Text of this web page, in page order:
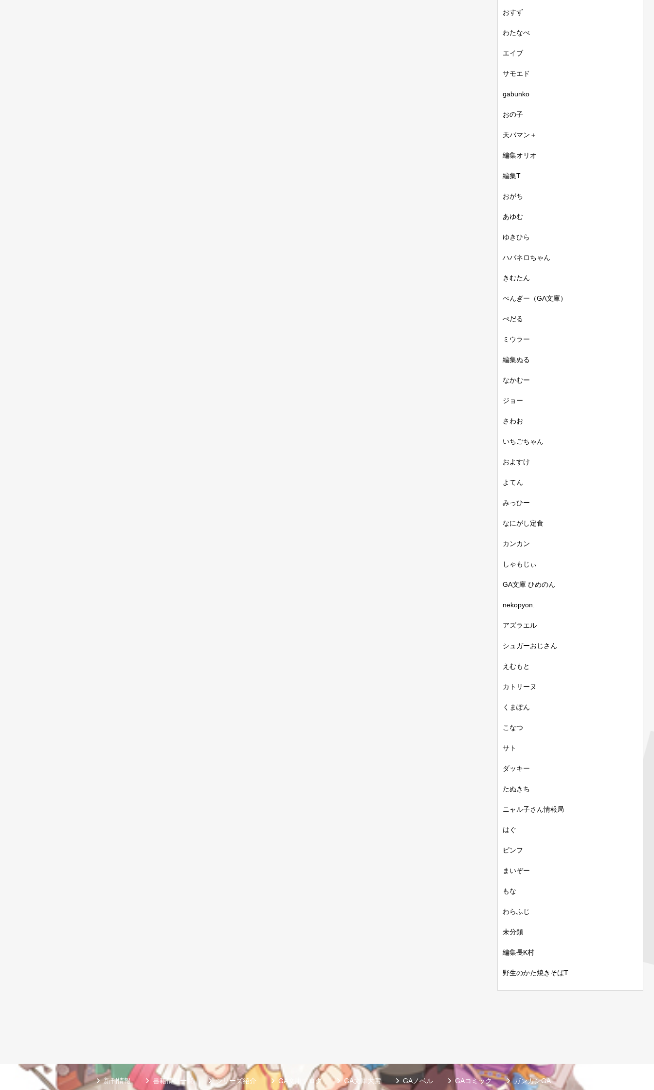
おすず
わたなべ
エイブ
サモエド
gabunko
おの子
天パマン＋
編集オリオ
編集T
おがち
あゆむ
ゆきひら
ハバネロちゃん
きむたん
ぺんぎー（GA文庫）
ぺだる
ミウラー
編集ぬる
なかむー
ジョー
さわお
いちごちゃん
およすけ
よてん
みっひー
なにがし定食
カンカン
しゃもじぃ
GA文庫 ひめのん
nekopyon.
アズラエル
シュガーおじさん
えむもと
カトリーヌ
くまぽん
こなつ
サト
ダッキー
たぬきち
ニャル子さん情報局
はぐ
ピンフ
まいぞー
もな
わらふじ
未分類
編集長K村
野生のかた焼きそばT
新刊情報 書籍情報一覧 シリーズ紹介 GA文庫ブログ GA文庫大賞 GAノベル GAコミック ガンガンGA